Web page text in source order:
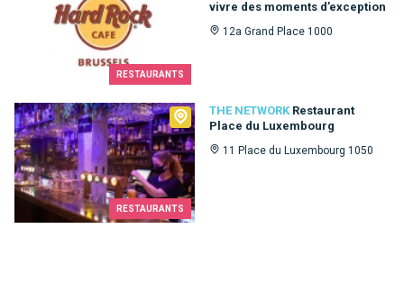
RESTAURANTS
vivre des moments d’exception
12a Grand Place 1000
RESTAURANTS
THE NETWORK Restaurant
Place du Luxembourg
11 Place du Luxembourg 1050
The Network